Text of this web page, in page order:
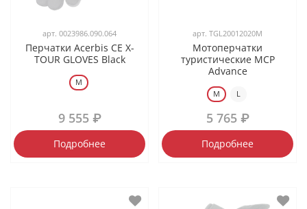
арт. 0023986.090.064
Перчатки Acerbis CE X-
TOUR GLOVES Black
M
9 555 ₽
Подробнее
арт. TGL20012020M
Мотоперчатки
туристические MCP
Advance
M L
5 765 ₽
Подробнее